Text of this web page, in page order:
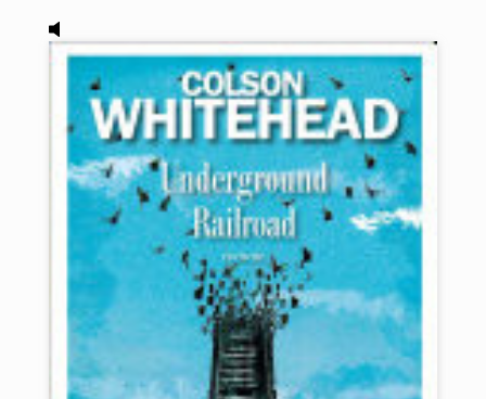
Audio,
Underground railroad, de Colson Whitehead.